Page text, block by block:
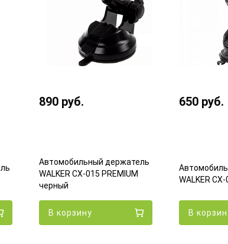
890 руб.
Автомобильный держатель
WALKER CX-015 PREMIUM
черный
В корзину
650 руб.
WALKER
В